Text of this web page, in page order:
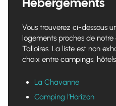
Vous trouverez ci-dessous
logements proches de
Talloires. La liste est non
choix entre campings,
La Chavanne
Camping l’Horizon